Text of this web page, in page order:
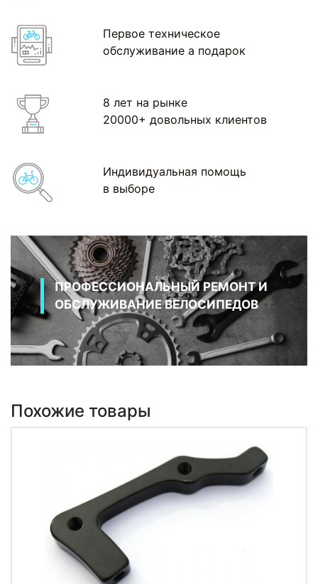
Первое техническое
обслуживание а подарок
8 лет на рынке
20000+ довольных клиентов
Индивидуальная помощь
в выборе
ПРОФЕССИОНАЛЬНЫЙ РЕМОНТ И
ОБСЛУЖИВАНИЕ ВЕЛОСИПЕДОВ
Похожие товары